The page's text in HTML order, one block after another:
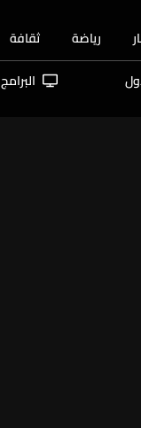
رياضة ثقافة
البرامج